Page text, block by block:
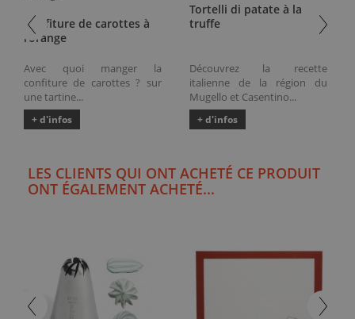
Confiture de carottes à
l'orange
Avec quoi manger la
confiture de carottes ? sur
une tartine...
+ d'infos
Tortelli di patate à la
truffe
Découvrez la recette
italienne de la région du
Mugello et Casentino...
+ d'infos
LES CLIENTS QUI ONT ACHETÉ CE PRODUIT
ONT ÉGALEMENT ACHETÉ...